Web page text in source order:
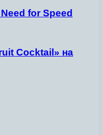
for Speed
Cocktail» на